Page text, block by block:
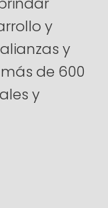
y
y
de 600
y